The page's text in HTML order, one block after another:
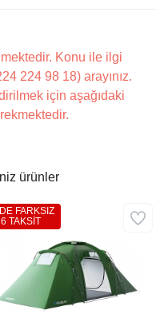
Konu ile ilgi
224 98 18) arayınız.
için aşağıdaki
ürünler
FARKSIZ
6 TAKSİT